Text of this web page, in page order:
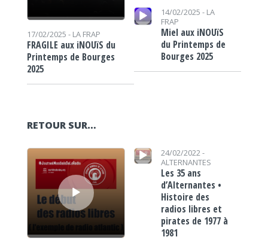
17/02/2025 - LA FRAP
FRAGILE aux iNOUïS du
Printemps de Bourges
2025
Lecteur audio
14/02/2025 - LA
FRAP
Miel aux iNOUïS
du Printemps de
Bourges 2025
RETOUR SUR…
Lecteur audio
Lecteur audio
24/02/2022 -
ALTERNANTES
Les 35 ans
d’Alternantes •
Histoire des
radios libres et
pirates de 1977 à
1981